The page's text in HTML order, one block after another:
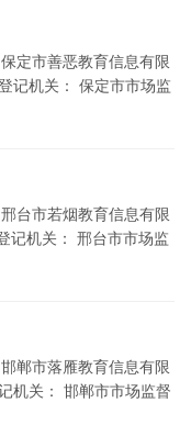
定市善恶教育信息有限
记机关： 保定市市场监
台市若烟教育信息有限
记机关： 邢台市市场监
郸市落雁教育信息有限
机关： 邯郸市市场监督